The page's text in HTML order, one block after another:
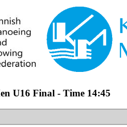
U16 Final - Time 14:45